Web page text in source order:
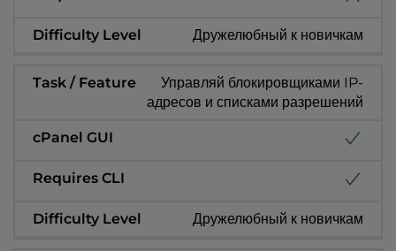
Дружелюбный к новичкам
Управляй блокировщиками IP-
адресов и списками разрешений
Дружелюбный к новичкам